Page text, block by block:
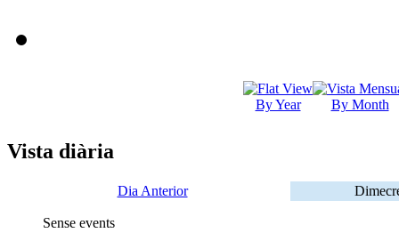
By Year By Month
Vista diària
Dia Anterior
Sense events